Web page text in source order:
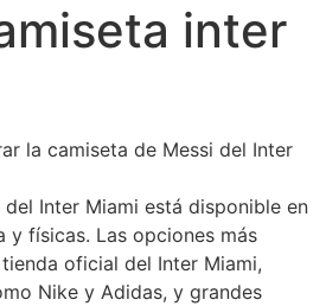
inter
la camiseta de Messi del Inter
Inter Miami está disponible en
y físicas. Las opciones más
oficial del Inter Miami,
Nike y Adidas, y grandes